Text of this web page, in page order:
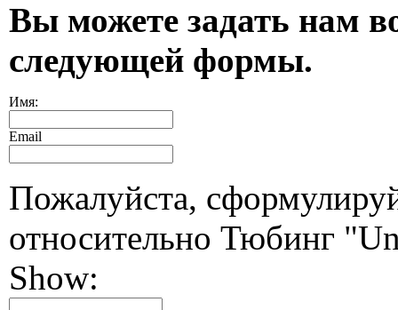
Вы можете задать нам
следующей формы.
Имя:
Email
Пожалуйста,
относительно Тюбинг
Show: